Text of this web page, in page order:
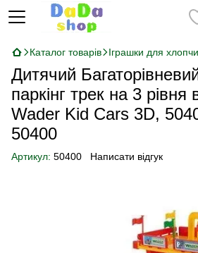
Каталог товарів Іграшки для
Дитячий
паркінг трек на 3 рівня
Wader Kid Cars 3D,
50400
Артикул: 50400 Написати відгук